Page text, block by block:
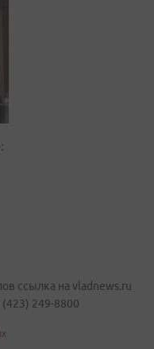
ссылка на vladnews.ru
249-8800